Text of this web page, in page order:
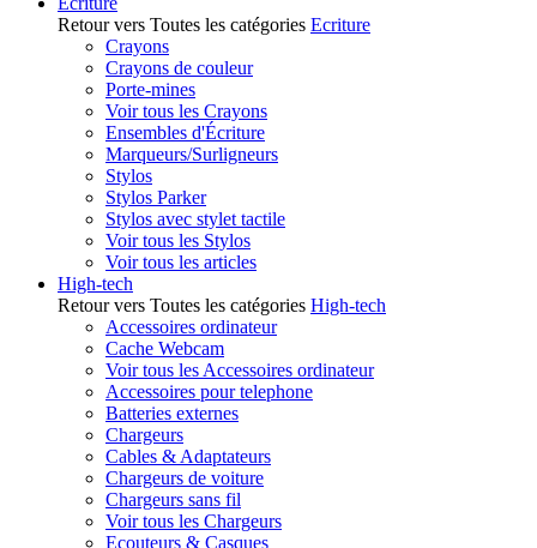
Retour vers Toutes les catégories Ecriture
Crayons
Crayons de couleur
Porte-mines
Voir tous les Crayons
Ensembles d'Écriture
Marqueurs/Surligneurs
Stylos
Stylos Parker
Stylos avec stylet tactile
Voir tous les Stylos
Voir tous les articles
High-tech
Retour vers Toutes les catégories High-tech
Accessoires ordinateur
Cache Webcam
Voir tous les Accessoires ordinateur
Accessoires pour telephone
Batteries externes
Chargeurs
Cables & Adaptateurs
Chargeurs de voiture
Chargeurs sans fil
Voir tous les Chargeurs
Ecouteurs & Casques